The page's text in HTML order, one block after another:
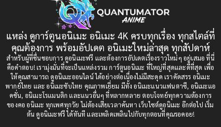
(1)
Censored (เซ็นเซอร์)(19)
Comedy (ตลก)(235)
Comedy (ตลก)(85)
Comic Book การ์ตูน(1)
1993
1991
1989
1988
1987
1985
1984
1983
1982
1981
1980
1979
แหล่ง ดูการ์ตูนอนิเมะ อนิเมะ 4K ครบทุกเรื่อง ทุกสไตล์ที่
คุณต้องการ พร้อมอัปเดต อนิเมะใหม่ล่าสุด ทุกสัปดาห์
สำหรับผู้ที่ชื่นชอบการ ดูอนิเมะฟรี และต้องการอัปเดตเรื่องราวใหม่ๆ อยู่เสมอ ที่นี่
คือคำตอบ! เรามุ่งมั่นที่จะเป็นแหล่งรวม การ์ตูนอนิเมะ ที่ใหญ่ที่สุดและดีที่สุด เพื่อ
ให้คุณสามารถ ดูอนิเมะออนไลน์ ได้อย่างต่อเนื่องไม่มีสะดุด เราคัดสรร อนิเมะ
พากย์ไทย และ อนิเมะซับไทย คุณภาพเยี่ยม มีทั้ง อนิเมะแนวแฟนตาซี, อนิเมะแอ
คชั่น, อนิเมะโรแมนติก และแนวอื่นๆ ที่หลากหลาย ตอบโจทย์ทุกความต้องการ
ของคอ อนิเมะ ทุกเพศทุกวัย ไม่ต้องเสียเวลาค้นหา เว็บไซต์ดูอนิเมะ อีกต่อไป เริ่ม
ต้น ดูอนิเมะฟรี ได้ทันที และเพลิดเพลินไปกับทุกตอนที่คุณรอคอย!